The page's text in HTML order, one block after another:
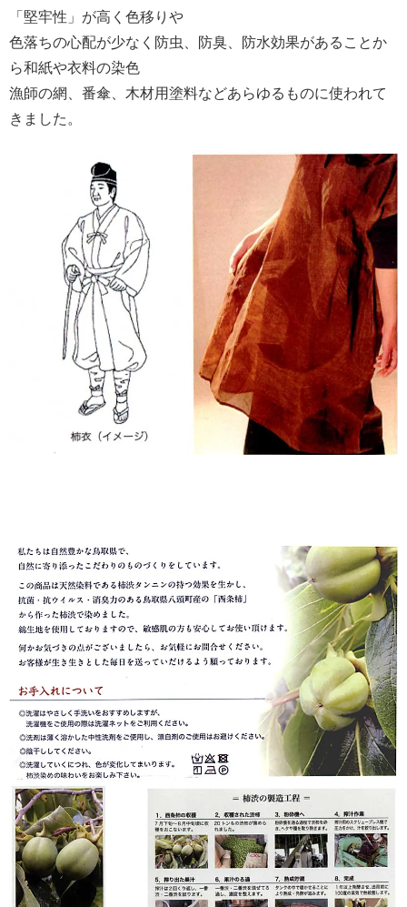
「堅牢性」が高く色移りや
色落ちの心配が少なく防虫、防臭、防水効果があることか
ら和紙や衣料の染色
漁師の網、番傘、木材用塗料などあらゆるものに使われて
きました。